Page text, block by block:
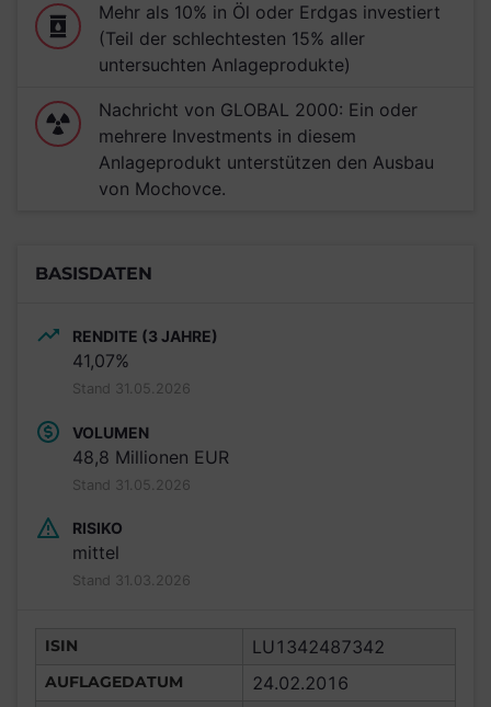
Mehr als 10% in Öl oder Erdgas investiert
(Teil der schlechtesten 15% aller
untersuchten Anlageprodukte)
Nachricht von GLOBAL 2000: Ein oder
mehrere Investments in diesem
Anlageprodukt unterstützen den Ausbau
von Mochovce.
BASISDATEN
RENDITE (3 JAHRE)
41,07%
Stand 31.05.2026
VOLUMEN
48,8 Millionen EUR
Stand 31.05.2026
RISIKO
mittel
Stand 31.03.2026
ISIN LU1342487342
AUFLAGEDATUM 24.02.2016